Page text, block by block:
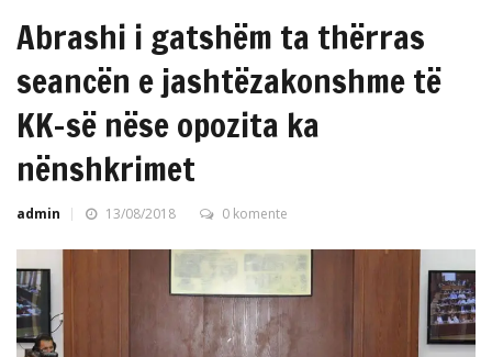
Abrashi i gatshëm ta thërras
seancën e jashtëzakonshme të
KK-së nëse opozita ka
nënshkrimet
admin 13/08/2018 0 komente